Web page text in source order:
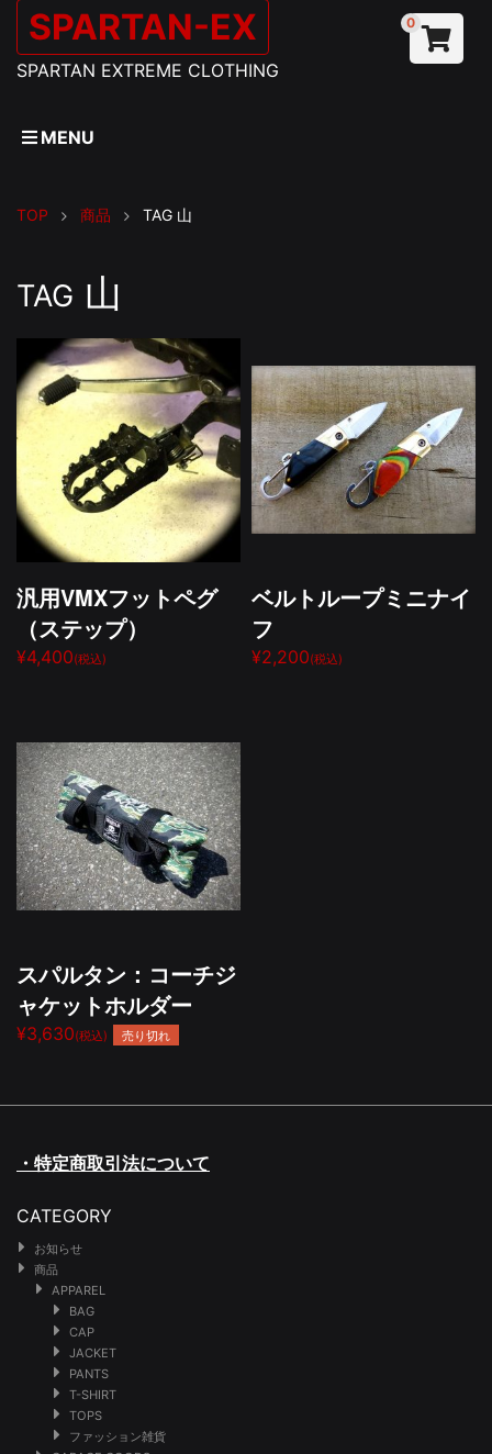
SPARTAN-EX
SPARTAN EXTREME CLOTHING
0
MENU
TOP 商品 TAG 山
TAG 山
汎用VMXフットペグ
（ステップ）
¥4,400(税込)
ベルトループミニナイ
フ
¥2,200(税込)
スパルタン：コーチジ
ャケットホルダー
¥3,630(税込) 売り切れ
・特定商取引法について
CATEGORY
お知らせ
商品
APPAREL
BAG
CAP
JACKET
PANTS
T-SHIRT
TOPS
ファッション雑貨